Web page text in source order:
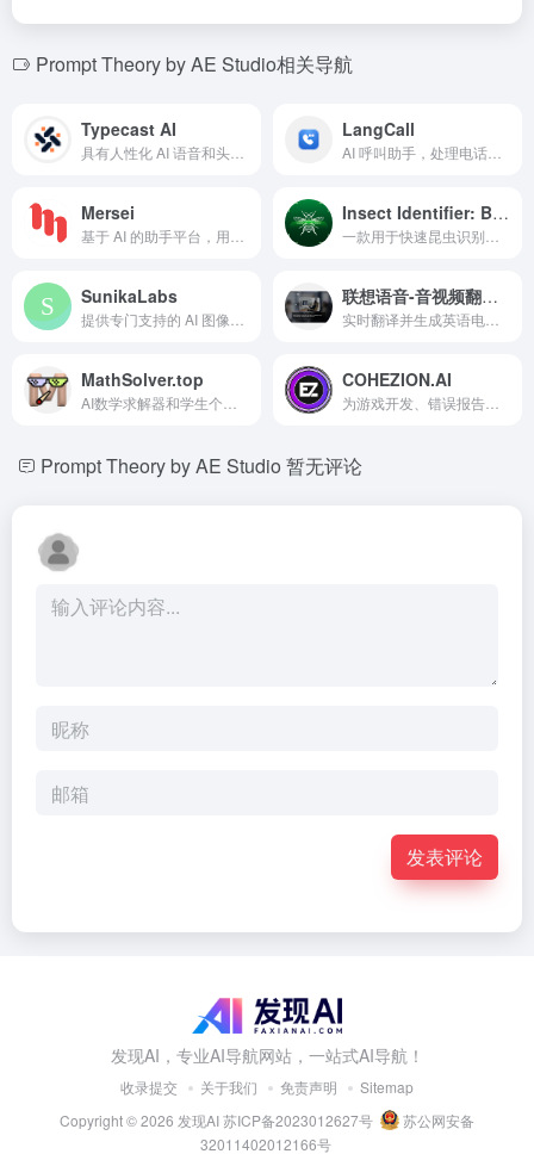
Prompt Theory by AE Studio相关导航
Typecast AI LangCall
Mersei Insect Identifier: Bug Finder
SunikaLabs 联想语音-音视频翻译、辅助语言学习、追剧好帮手
MathSolver.top COHEZION.AI
Prompt Theory by AE Studio 暂无评论
发表评论
发现AI，专业AI导航网站，一站式AI导航！
收录提交 关于我们 免责声明
Sitemap
Copyright © 2026 发现AI苏ICP备2023012627号
苏公网安备
32011402012166号